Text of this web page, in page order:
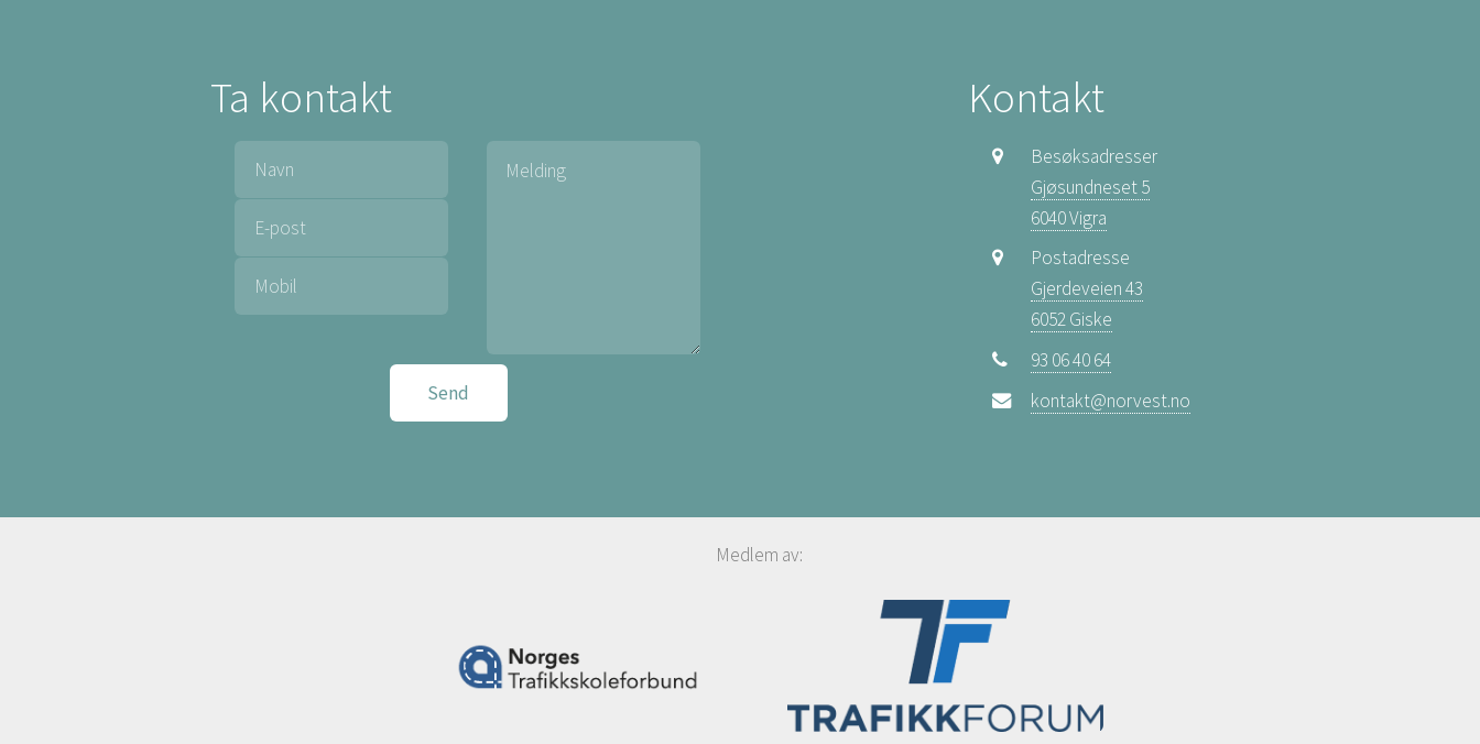
Ta kontakt Kontakt
Besøksadresser
Gjøsundneset 5
6040 Vigra
Postadresse
Gjerdeveien 43
6052 Giske
93 06 40 64
kontakt@norvest.no
Medlem av: